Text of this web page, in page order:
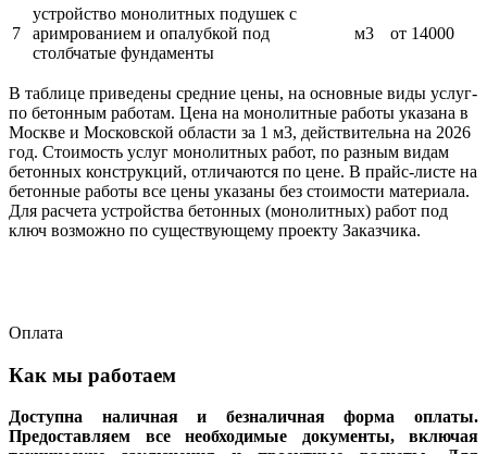
7
устройство монолитных подушек с
аримрованием и опалубкой под
столбчатые фундаменты
м3 от 14000
В таблице приведены средние цены, на основные виды услуг-
по бетонным работам. Цена на монолитные работы указана в
Москве и Московской области за 1 м3, действительна на 2026
год. Стоимость услуг монолитных работ, по разным видам
бетонных конструкций, отличаются по цене. В прайс-листе на
бетонные работы все цены указаны без стоимости материала.
Для расчета устройства бетонных (монолитных) работ под
ключ возможно по существующему проекту Заказчика.
Оплата
Как мы работаем
Доступна наличная и безналичная форма оплаты.
Предоставляем все необходимые документы, включая